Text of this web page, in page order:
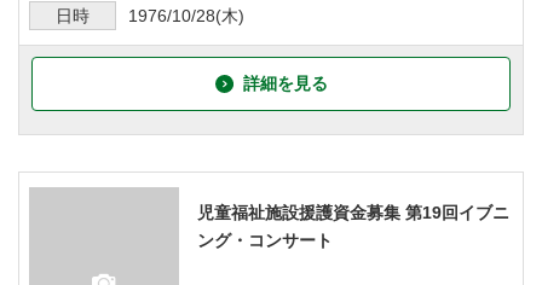
日時 1976/10/28(木)
詳細を見る
児童福祉施設援護資金募集 第19回イブニ
ング・コンサート